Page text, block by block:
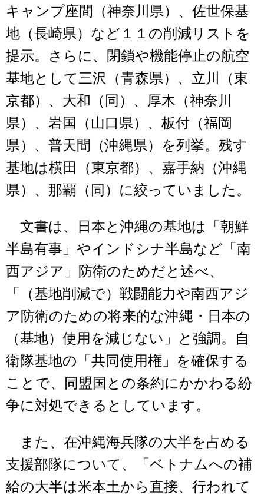
キャンプ座間（神奈川県）、佐世保基
地（長崎県）など１１の削減リストを
提示。さらに、閉鎖や機能停止の航空
基地として三沢（青森県）、立川（東
京都）、大和（同）、厚木（神奈川
県）、岩国（山口県）、板付（福岡
県）、普天間（沖縄県）を列挙。残す
基地は横田（東京都）、嘉手納（沖縄
県）、那覇（同）に絞っていました。
文書は、日本と沖縄の基地は「朝鮮
半島有事」やインドシナ半島など「南
西アジア」防衛のためだと述べ、
「（基地削減で）戦闘能力や南西アジ
ア防衛のための将来的な沖縄・日本の
（基地）使用を減じない」と強調。自
衛隊基地の「共同使用権」を確保する
ことで、同盟国との条約にかかわる紛
争に対処できるとしています。
また、在沖縄海兵隊の大半を占める
支援部隊について、「ベトナムへの補
給の大半は米本土から直接、行われて